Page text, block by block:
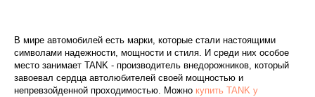
В мире автомобилей есть марки, которые стали настоящими
символами надежности, мощности и стиля. И среди них особое
место занимает TANK - производитель внедорожников, который
завоевал сердца автолюбителей своей мощностью и
непревзойденной проходимостью. Можно купить TANK у